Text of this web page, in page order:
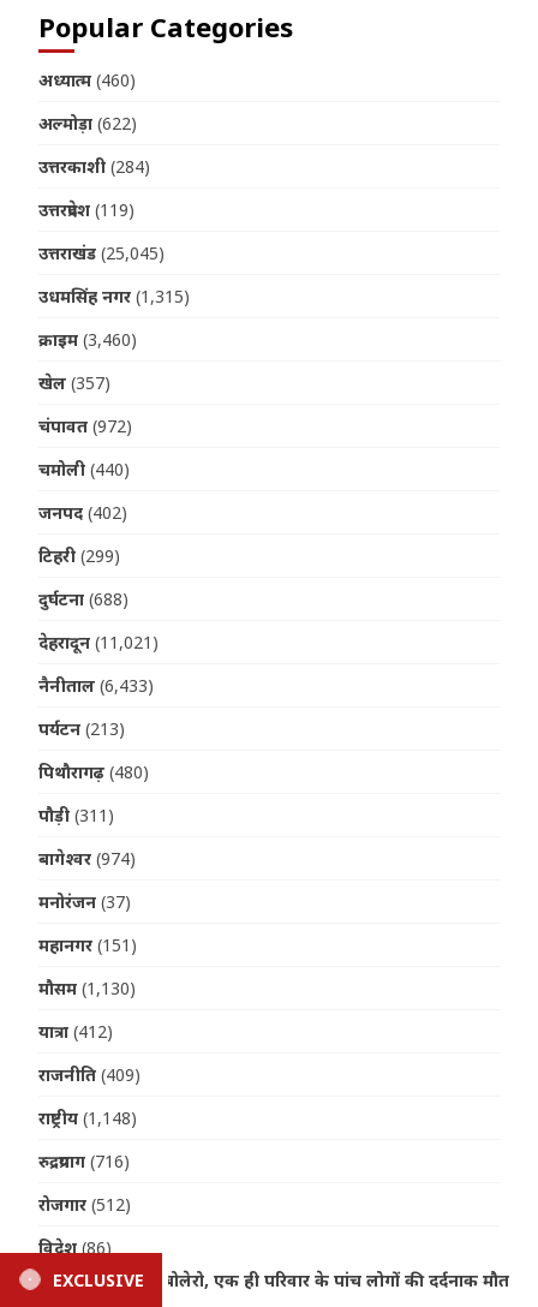
Popular Categories
अध्यात्म (460)
अल्मोड़ा (622)
उत्तरकाशी (284)
उत्तरप्रदेश (119)
उत्तराखंड (25,045)
उधमसिंह नगर (1,315)
क्राइम (3,460)
खेल (357)
चंपावत (972)
चमोली (440)
जनपद (402)
टिहरी (299)
दुर्घटना (688)
देहरादून (11,021)
नैनीताल (6,433)
पर्यटन (213)
पिथौरागढ़ (480)
पौड़ी (311)
बागेश्वर (974)
मनोरंजन (37)
महानगर (151)
मौसम (1,130)
यात्रा (412)
राजनीति (409)
राष्ट्रीय (1,148)
रुद्रप्रयाग (716)
रोजगार (512)
विदेश(86)
शिक्षा(631)
EXCLUSIVE
मौत Haldwani News: गौला नदी में डूबने से 15 वर्षीय